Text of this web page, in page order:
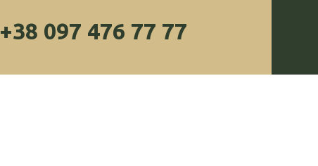
+38 097 476 77 77